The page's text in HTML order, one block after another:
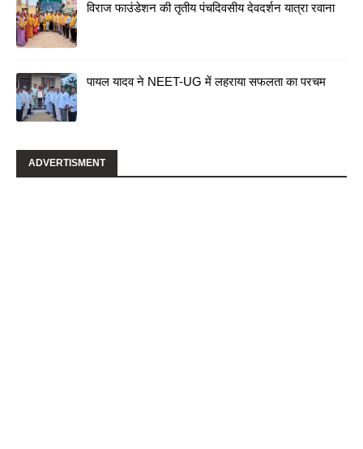
विराज फाउंडेशन की तृतीय पंचदिवसीय देवदर्शन यात्रा रवाना
पायल यादव ने NEET-UG में लहराया सफलता का परचम
ADVERTISMENT